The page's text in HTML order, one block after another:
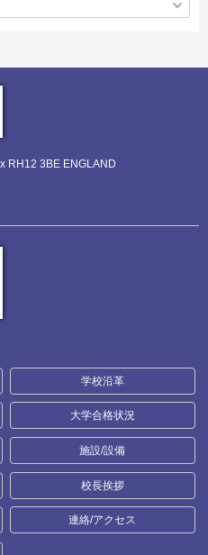
RH12 3BE ENGLAND
学校沿革
大学合格状況
施設/設備
校長挨拶
連絡/アクセス